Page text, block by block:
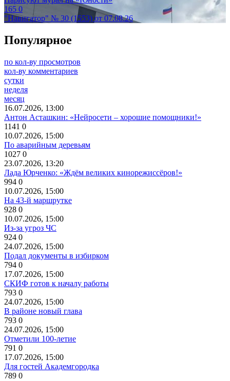
165 0
"Навигатор" № 30 (1553) от 07.08.26
Популярное
по кол-ву просмотров
кол-ву комментариев
сутки
неделя
месяц
16.07.2026, 13:00
Антон Асташкин: «Нейросети – хорошие помощники!»
1141 0
10.07.2026, 15:00
По аварийным деревьям
1027 0
23.07.2026, 13:20
Лада Юрченко: «Ждём великих кинорежиссёров!»
994 0
10.07.2026, 15:00
На 43-й маршрутке
928 0
10.07.2026, 15:00
Из-за угроз ЧС
924 0
24.07.2026, 15:00
Подал документы в избирком
794 0
17.07.2026, 15:00
СКИФ готов к началу работы
793 0
24.07.2026, 15:00
В районе новый глава
793 0
24.07.2026, 15:00
Отметили 100-летие
791 0
17.07.2026, 15:00
Для гостей Академгородка
789 0